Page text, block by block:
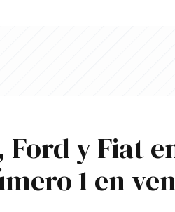
Ford y Fiat
1 en